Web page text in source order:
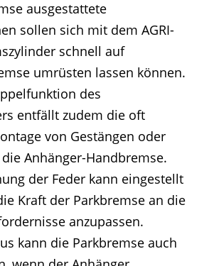
ausgestattete
sollen sich mit dem AGRI-
schnell auf
umrüsten lassen können.
des
entfällt zudem die oft
von Gestängen oder
Anhänger-Handbremse.
der Feder kann eingestellt
Kraft der Parkbremse an die
anzupassen.
kann die Parkbremse auch